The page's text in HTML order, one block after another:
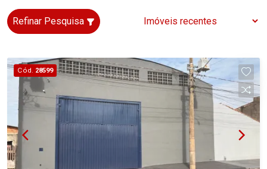
Refinar Pesquisa
Cód. 28599